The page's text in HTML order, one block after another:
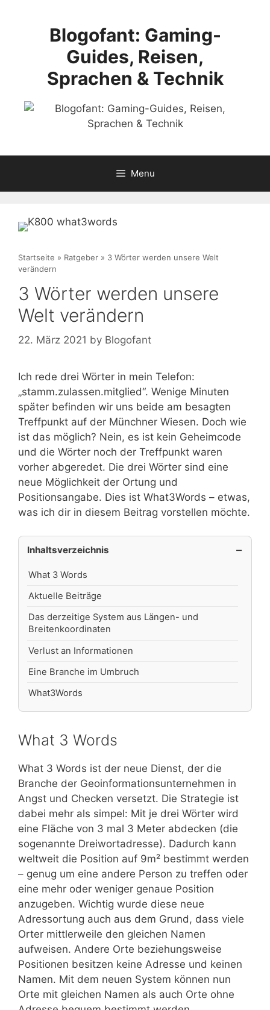
Blogofant: Gaming-
Guides, Reisen,
Sprachen & Technik
Menu
Startseite » Ratgeber » 3 Wörter werden unsere Welt
verändern
3 Wörter werden unsere
Welt verändern
22. März 2021 by Blogofant
Ich rede drei Wörter in mein Telefon:
„stamm.zulassen.mitglied“. Wenige Minuten
später befinden wir uns beide am besagten
Treffpunkt auf der Münchner Wiesen. Doch wie
ist das möglich? Nein, es ist kein Geheimcode
und die Wörter noch der Treffpunkt waren
vorher abgeredet. Die drei Wörter sind eine
neue Möglichkeit der Ortung und
Positionsangabe. Dies ist What3Words – etwas,
was ich dir in diesem Beitrag vorstellen möchte.
Inhaltsverzeichnis
What 3 Words
Aktuelle Beiträge
Das derzeitige System aus Längen- und
Breitenkoordinaten
Verlust an Informationen
Eine Branche im Umbruch
What3Words
What 3 Words
What 3 Words ist der neue Dienst, der die
Branche der Geoinformationsunternehmen in
Angst und Checken versetzt. Die Strategie ist
dabei mehr als simpel: Mit je drei Wörter wird
eine Fläche von 3 mal 3 Meter abdecken (die
sogenannte Dreiwortadresse). Dadurch kann
weltweit die Position auf 9m² bestimmt werden
– genug um eine andere Person zu treffen oder
eine mehr oder weniger genaue Position
anzugeben. Wichtig wurde diese neue
Adressortung auch aus dem Grund, dass viele
Orter mittlerweile den gleichen Namen
aufweisen. Andere Orte beziehungsweise
Positionen besitzen keine Adresse und keinen
Namen. Mit dem neuen System können nun
Orte mit gleichen Namen als auch Orte ohne